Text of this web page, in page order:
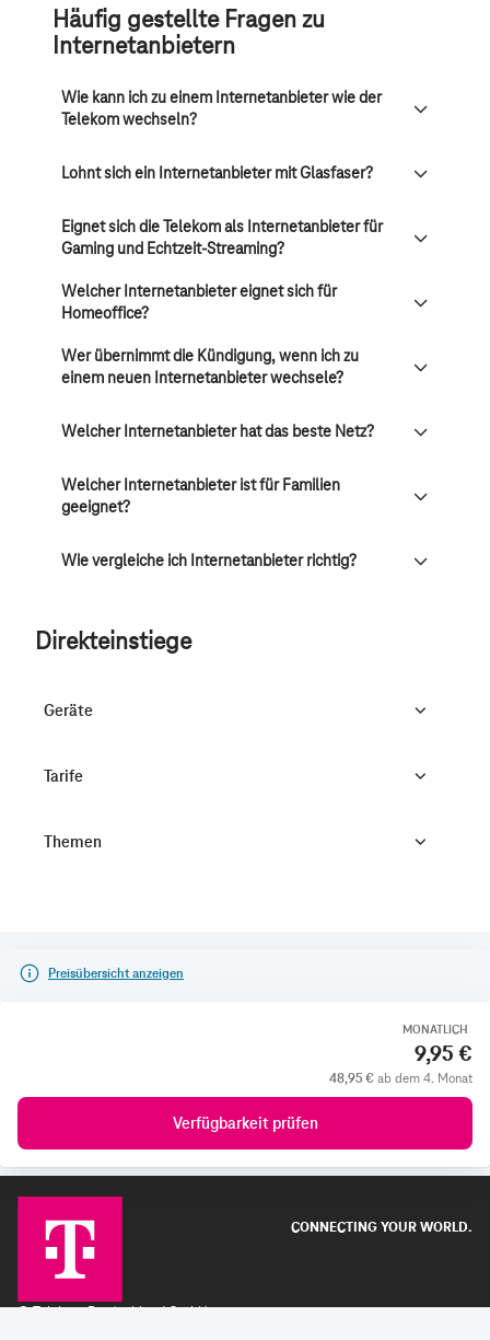
Häufig gestellte Fragen zu
Internetanbietern
Wie kann ich zu einem Internetanbieter wie der
Telekom wechseln?
Lohnt sich ein Internetanbieter mit Glasfaser?
Eignet sich die Telekom als Internetanbieter für
Gaming und Echtzeit-Streaming?
Welcher Internetanbieter eignet sich für
Homeoffice?
Wer übernimmt die Kündigung, wenn ich zu
einem neuen Internetanbieter wechsele?
Welcher Internetanbieter hat das beste Netz?
Welcher Internetanbieter ist für Familien
geeignet?
Wie vergleiche ich Internetanbieter richtig?
Direkteinstiege
Geräte
Tarife
Themen
Preisübersicht anzeigen
MONATLICH
9,95 €
48,95 € ab dem 4. Monat
Verfügbarkeit prüfen
CONNECTING YOUR WORLD.
©Telekom Deutschland GmbH